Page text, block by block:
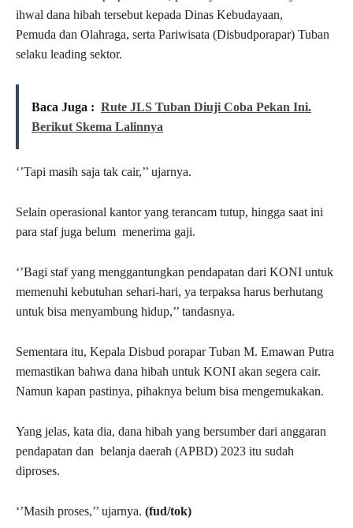
ihwal dana hibah tersebut kepada Dinas Kebudayaan,
Pemuda dan Olahraga, serta Pariwisata (Disbudporapar) Tuban
selaku leading sektor.
Baca Juga : Rute JLS Tuban Diuji Coba Pekan Ini.
Berikut Skema Lalinnya
‘’Tapi masih saja tak cair,’’ ujarnya.
Selain operasional kantor yang terancam tutup, hingga saat ini
para staf juga belum menerima gaji.
‘’Bagi staf yang menggantungkan pendapatan dari KONI untuk
memenuhi kebutuhan sehari-hari, ya terpaksa harus berhutang
untuk bisa menyambung hidup,’’ tandasnya.
Sementara itu, Kepala Disbud porapar Tuban M. Emawan Putra
memastikan bahwa dana hibah untuk KONI akan segera cair.
Namun kapan pastinya, pihaknya belum bisa mengemukakan.
Yang jelas, kata dia, dana hibah yang bersumber dari anggaran
pendapatan dan belanja daerah (APBD) 2023 itu sudah
diproses.
‘’Masih proses,’’ ujarnya. (fud/tok)